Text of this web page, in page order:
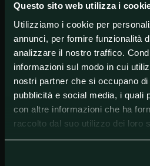
Questo sito web utilizza i
Utilizziamo i cookie per
annunci, per fornire funzionalità
analizzare il nostro traffico.
informazioni sul modo in cui
nostri partner che si occupano
pubblicità e social media, i quali
con altre informazioni che ha
raccolto dal suo utilizzo dei loro
(16) Stephen Bunting contro
2
(20) Luke Woodhouse contro
(15) james Wade contro (7)
(3) Damon Heta contro (11)
Quota interessante
PerGoldbeteLottomaticail